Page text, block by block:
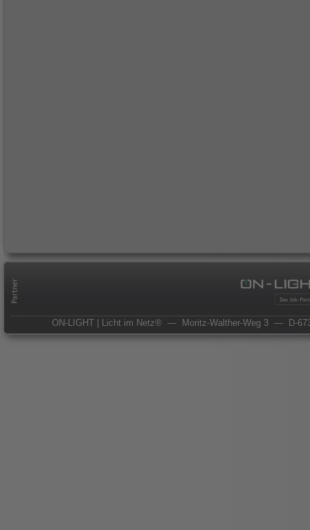
ON-LIGHT | Licht im Netz® — Moritz-Walther-Weg 3 — D-